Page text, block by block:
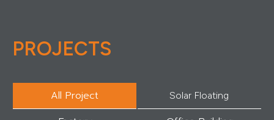
PROJECTS
All Project Solar Floating